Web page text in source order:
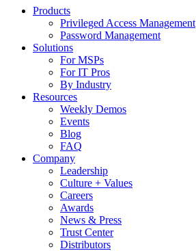
Products
Privileged Access Management
Password Management
Solutions
For MSPs
For IT Pros
By Industry
Resources
Weekly Demos
Events
Blog
FAQ
Company
Leadership
Culture + Values
Careers
Awards
News & Press
Trust Center
Distributors